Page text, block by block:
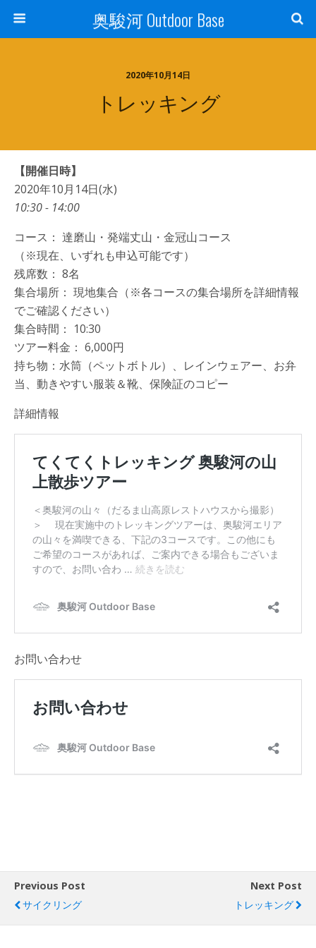
奥駿河 Outdoor Base
2020年10月14日
トレッキング
【開催日時】
2020年10月14日(水)
10:30 - 14:00
コース： 達磨山・発端丈山・金冠山コース
（※現在、いずれも申込可能です）
残席数： 8名
集合場所： 現地集合（※各コースの集合場所を詳細情報
でご確認ください）
集合時間： 10:30
ツアー料金： 6,000円
持ち物：水筒（ペットボトル）、レインウェアー、お弁
当、動きやすい服装＆靴、保険証のコピー
詳細情報
お問い合わせ
Previous Post
サイクリング
Next Post
トレッキング